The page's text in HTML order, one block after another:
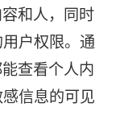
和人，同时
户权限。通
查看个人内
信息的可见